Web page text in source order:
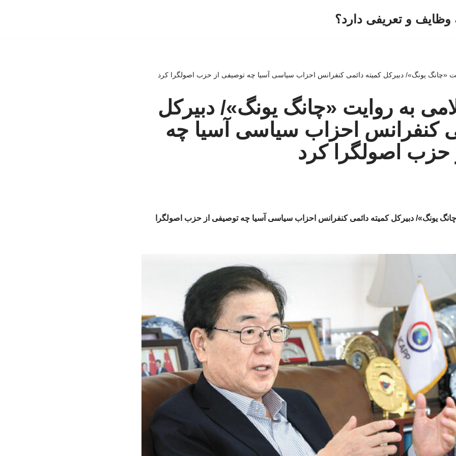
و تعریفی دارد؟
«چانگ یونگ»/ دبیرکل کمیته دائمی کنفرانس احزاب سیاسی آسیا چه توصیفی از حزب اصولگرا کرد
به روایت «چانگ یونگ»/ دبیرکل
کنفرانس احزاب سیاسی آسیا چه
حزب اصولگرا کرد
یونگ»/ دبیرکل کمیته دائمی کنفرانس احزاب سیاسی آسیا چه توصیفی از حزب اصولگرا